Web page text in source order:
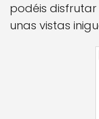
podéis
unas vistas